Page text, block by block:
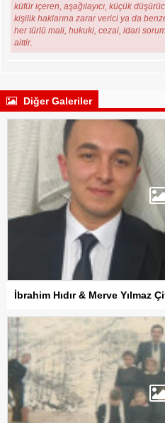
küfür içeren, aşağılayıcı, küçük
kişilik haklarına zarar verici ya da
her türlü mali, hukuki, cezai, idari
aittir.
Diğer Galeriler
İbrahim Hıdır & Merve Yılmaz